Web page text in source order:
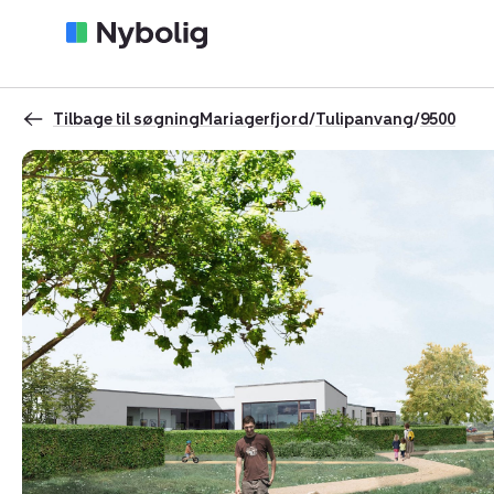
Tilbage til søgningMariagerfjord/Tulipanvang/9500